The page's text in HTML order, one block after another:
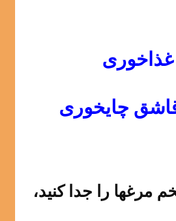
مرغها را جدا کنید،